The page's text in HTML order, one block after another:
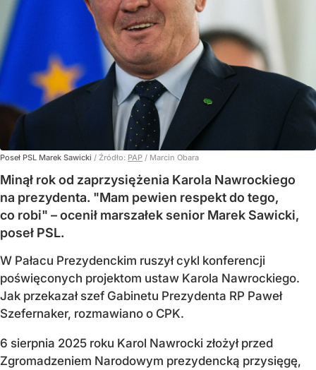
Poseł PSL Marek Sawicki / Źródło: PAP / Marcin Obara
Minął rok od zaprzysiężenia Karola Nawrockiego
na prezydenta. "Mam pewien respekt do tego,
co robi" – ocenił marszałek senior Marek Sawicki,
poseł PSL.
W Pałacu Prezydenckim ruszył cykl konferencji
poświęconych projektom ustaw Karola Nawrockiego.
Jak przekazał szef Gabinetu Prezydenta RP Paweł
Szefernaker, rozmawiano o CPK.
6 sierpnia 2025 roku Karol Nawrocki złożył przed
Zgromadzeniem Narodowym prezydencką przysięgę,